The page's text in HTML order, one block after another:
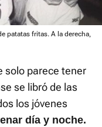
patatas fritas. A la derecha,
solo parece tener
se libró de las
los jóvenes
día y noche.